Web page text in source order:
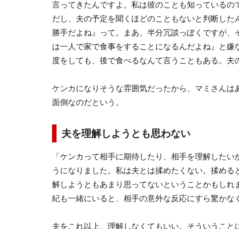
言ってきたんですよ。私は彼のことも知っている
だし、夫の予定を聞くほどのこともないと判断し
勝手だよね』って。まあ、半分冗談っぽくですが
は一人で家で食事をすることになるんだよね』と
度をしても、後で食べるなんて言うこともある。
ケンカになりそうな雰囲気だったから、マミさん
面倒なのだという。
夫を理解しようとも思わない
「ケンカって相手に期待したり、相手を理解した
うになりました。私は夫とは揉めたくない。揉め
解しようともあまり思ってないということかもし
紀も一緒にいると、相手の意外な反応にすら驚かな
夫をこれ以上、理解しなくてもいい。そういうこ